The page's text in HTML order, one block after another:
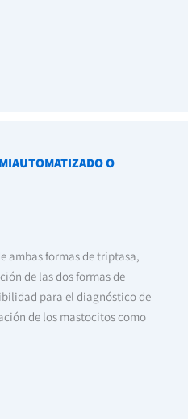
O
ambas formas de triptasa,
de las dos formas de
para el diagnóstico de
de los mastocitos como